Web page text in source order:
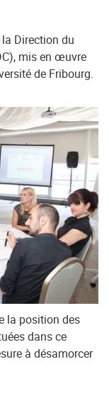
Direction du
mis en œuvre
de Fribourg.
la position des
dans ce
à désamorcer